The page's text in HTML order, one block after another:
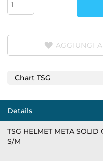
AGGIUNGI
Chart TSG
Details
TSG HELMET META
S/M